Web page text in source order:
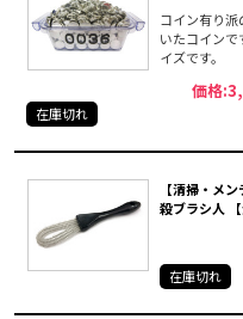
コイン有り
いたコイン
イズです。
価格
在庫切れ
【清掃・メ
殺ブラシ人
在庫切れ